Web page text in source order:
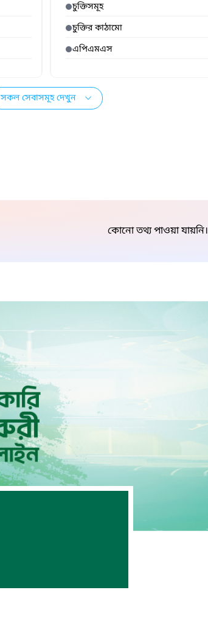
চুক্তিসমূহ
চুক্তির কাঠামো
এপিএমএস
সকল সেবাসমূহ দেখুন
কোনো তথ্য পাওয়া যায়নি।